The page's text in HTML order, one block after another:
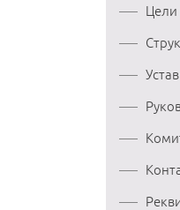
Цели
Устав